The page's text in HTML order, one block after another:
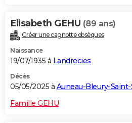
Elisabeth GEHU (89 ans)
Créer une cagnotte obsèques
Naissance
19/07/1935 à Landrecies
Décès
05/05/2025 à Auneau-Bleury-
Famille GEHU